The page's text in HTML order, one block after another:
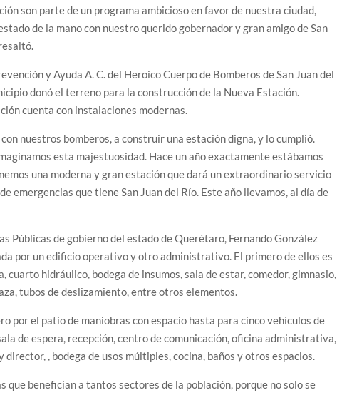
son parte de un programa ambicioso en favor de nuestra ciudad,
de la mano con nuestro querido gobernador y gran amigo de San
y Ayuda A. C. del Heroico Cuerpo de Bomberos de San Juan del
donó el terreno para la construcción de la Nueva Estación.
cuenta con instalaciones modernas.
nuestros bomberos, a construir una estación digna, y lo cumplió.
esta majestuosidad. Hace un año exactamente estábamos
una moderna y gran estación que dará un extraordinario servicio
emergencias que tiene San Juan del Río. Este año llevamos, al día de
Públicas de gobierno del estado de Querétaro, Fernando González
por un edificio operativo y otro administrativo. El primero de ellos es
hidráulico, bodega de insumos, sala de estar, comedor, gimnasio,
tubos de deslizamiento, entre otros elementos.
por el patio de maniobras con espacio hasta para cinco vehículos de
de espera, recepción, centro de comunicación, oficina administrativa,
, bodega de usos múltiples, cocina, baños y otros espacios.
que benefician a tantos sectores de la población, porque no solo se